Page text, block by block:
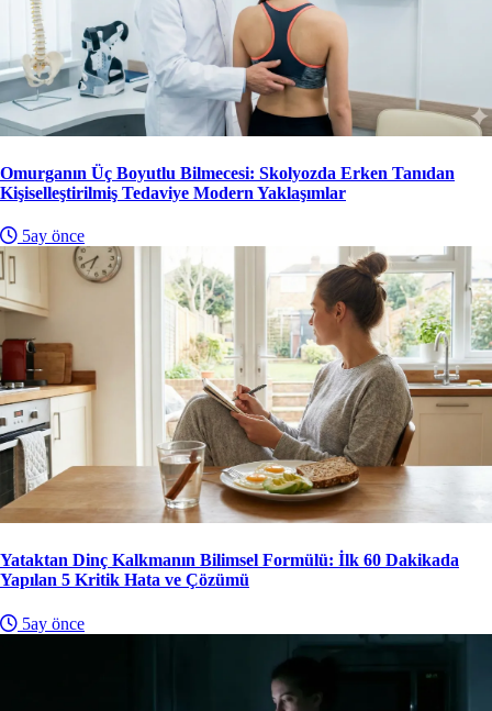
Omurganın Üç Boyutlu Bilmecesi: Skolyozda Erken Tanıdan
Kişiselleştirilmiş Tedaviye Modern Yaklaşımlar
5ay önce
Yataktan Dinç Kalkmanın Bilimsel Formülü: İlk 60 Dakikada
Yapılan 5 Kritik Hata ve Çözümü
5ay önce